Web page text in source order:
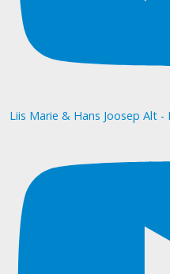
Liis Marie & Hans Joosep Alt -